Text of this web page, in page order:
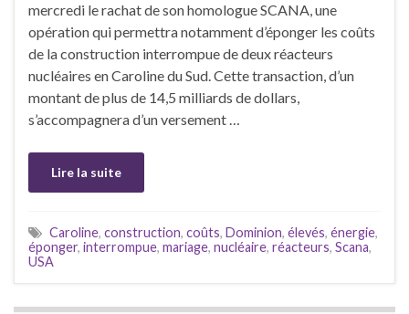
mercredi le rachat de son homologue SCANA, une
opération qui permettra notamment d’éponger les coûts
de la construction interrompue de deux réacteurs
nucléaires en Caroline du Sud. Cette transaction, d’un
montant de plus de 14,5 milliards de dollars,
s’accompagnera d’un versement …
Lire la suite
Caroline, construction, coûts, Dominion, élevés, énergie,
éponger, interrompue, mariage, nucléaire, réacteurs, Scana,
USA